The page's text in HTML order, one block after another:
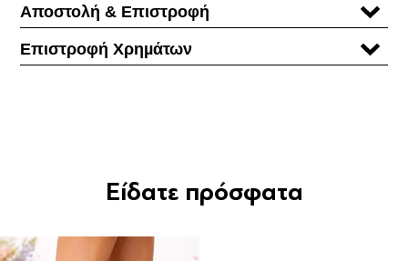
Αποστολή & Επιστροφή
Επιστροφή Χρηµάτων
Είδατε πρόσφατα